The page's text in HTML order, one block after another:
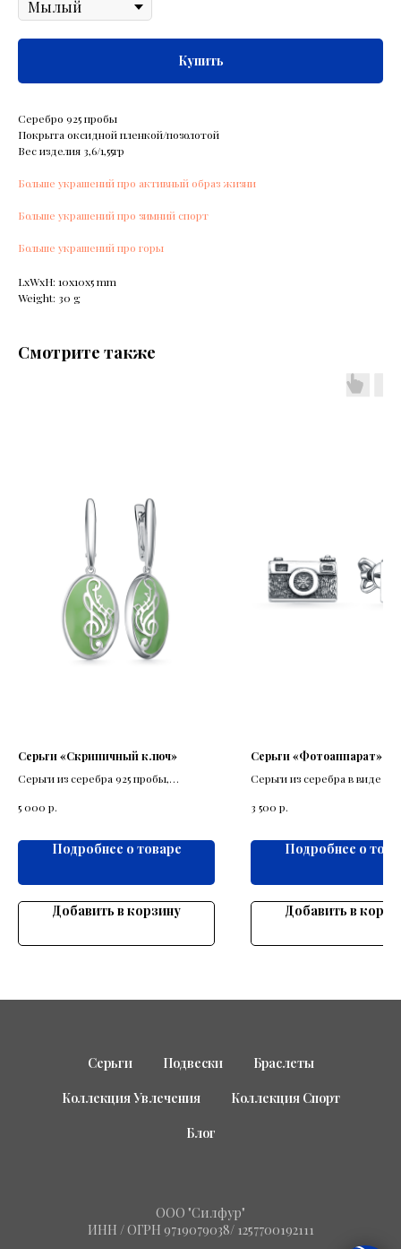
Купить
Серебро 925 пробы
Покрыта оксидной пленкой/позолотой
Вес изделия 3,6/1,55гр
Больше украшений про активный образ жизни
Больше украшений про зимний спорт
Больше украшений про горы
LxWxH: 10x10x5 mm
Weight: 30 g
Смотрите также
Серьги «Скрипичный ключ»
Серьги из серебра 925 пробы,
ключа.
5 000 р.
Подробнее о товаре
Добавить в корзину
Серьги «Фотоаппарат»
Серьги из серебра в виде
3 500 р.
Подробнее о
Добавить в
Серьги Подвески Браслеты
Коллекция Увлечения Коллекция Спорт
Блог
ООО "Силфур"
ИНН / ОГРН 9719079038/ 1257700192111